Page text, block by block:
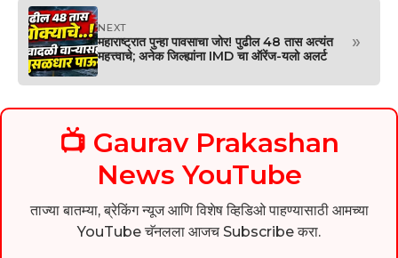
NEXT
महाराष्ट्रात पुन्हा पावसाचा जोर! पुढील 48 तास अत्यंत
महत्त्वाचे; अनेक जिल्ह्यांना IMD चा ऑरेंज-यलो अलर्ट
»
📺 Gaurav Prakashan
News YouTube
ताज्या बातम्या, ब्रेकिंग न्यूज आणि विशेष व्हिडिओ पाहण्यासाठी आमच्या
YouTube चॅनलला आजच Subscribe करा.